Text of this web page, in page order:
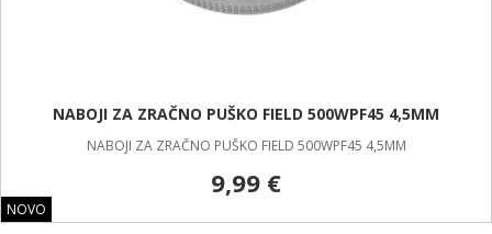
NOVO
NABOJI ZA ZRAČNO PUŠKO FIELD 500WPF45 4,5MM
NABOJI ZA ZRAČNO PUŠKO FIELD 500WPF45 4,5MM
9,99 €